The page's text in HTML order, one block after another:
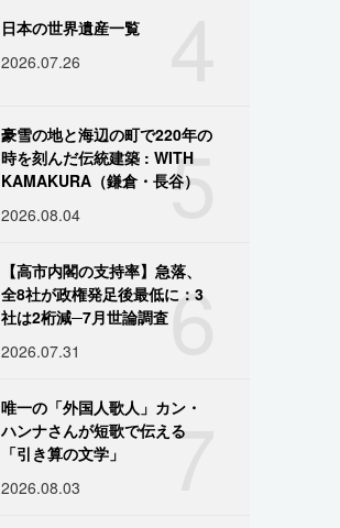
日本の世界遺産一覧
2026.07.26
5
豪雪の地と海辺の町で220年の
時を刻んだ伝統建築 : WITH
KAMAKURA（鎌倉・長谷）
2026.08.04
6
【高市内閣の支持率】急落、
全8社が政権発足後最低に：3
社は2桁減─7月世論調査
2026.07.31
7
唯一の「外国人歌人」カン・
ハンナさんが短歌で伝える
「引き算の文学」
2026.08.03